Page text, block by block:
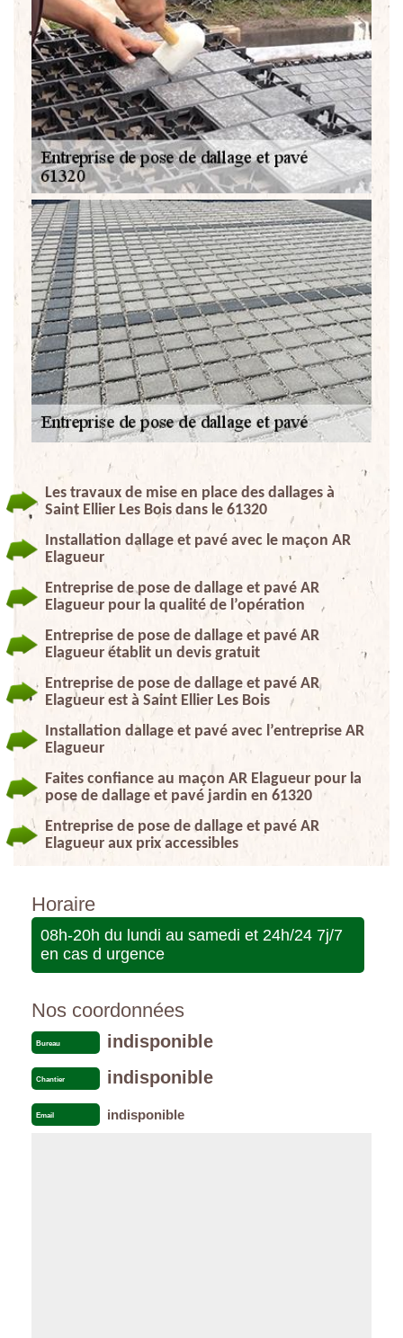
Les travaux de mise en place des dallages à
Saint Ellier Les Bois dans le 61320
Installation dallage et pavé avec le maçon AR
Elagueur
Entreprise de pose de dallage et pavé AR
Elagueur pour la qualité de l’opération
Entreprise de pose de dallage et pavé AR
Elagueur établit un devis gratuit
Entreprise de pose de dallage et pavé AR
Elagueur est à Saint Ellier Les Bois
Installation dallage et pavé avec l’entreprise AR
Elagueur
Faites confiance au maçon AR Elagueur pour la
pose de dallage et pavé jardin en 61320
Entreprise de pose de dallage et pavé AR
Elagueur aux prix accessibles
Horaire
08h-20h du lundi au samedi et 24h/24 7j/7
en cas d urgence
Nos coordonnées
Bureau indisponible
Chantier indisponible
Email indisponible